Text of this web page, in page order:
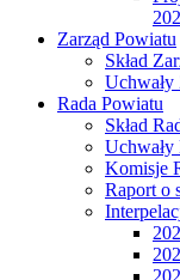
Zarząd Powiatu
Skład
Uchwały
Rada Powiatu
Skład
Uchwały
Komisje
Raport o